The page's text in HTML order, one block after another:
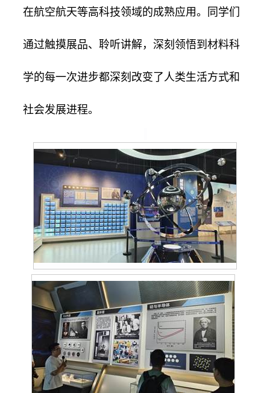
在航空航天等高科技领域的成熟应用。同学们
通过触摸展品、聆听讲解，深刻领悟到材料科
学的每一次进步都深刻改变了人类生活方式和
社会发展进程。